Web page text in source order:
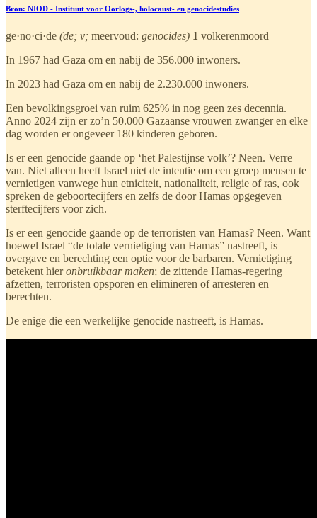
Bron: NIOD - Instituut voor Oorlogs-, holocaust- en genocidestudies
ge·no·ci·de (de; v; meervoud: genocides) 1 volkerenmoord
In 1967 had Gaza om en nabij de 356.000 inwoners.
In 2023 had Gaza om en nabij de 2.230.000 inwoners.
Een bevolkingsgroei van ruim 625% in nog geen zes decennia.
Anno 2024 zijn er zo’n 50.000 Gazaanse vrouwen zwanger en elke
dag worden er ongeveer 180 kinderen geboren.
Is er een genocide gaande op ‘het Palestijnse volk’? Neen. Verre
van. Niet alleen heeft Israel niet de intentie om een groep mensen te
vernietigen vanwege hun etniciteit, nationaliteit, religie of ras, ook
spreken de geboortecijfers en zelfs de door Hamas opgegeven
sterftecijfers voor zich.
Is er een genocide gaande op de terroristen van Hamas? Neen. Want
hoewel Israel “de totale vernietiging van Hamas” nastreeft, is
overgave en berechting een optie voor de barbaren. Vernietiging
betekent hieronbruikbaar maken; de zittende Hamas-regering
afzetten, terroristen opsporen en elimineren of arresteren en
berechten.
De enige die een werkelijke genocide nastreeft, is Hamas.